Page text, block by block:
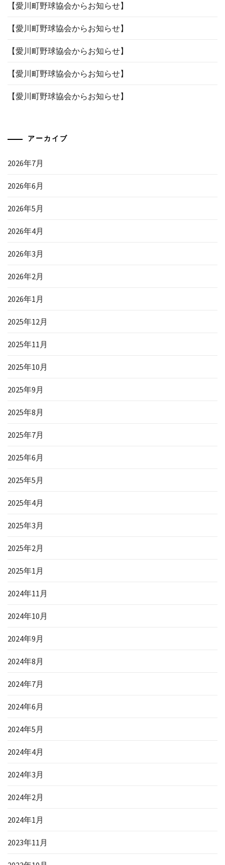
【愛川町野球協会からお知らせ】
【愛川町野球協会からお知らせ】
【愛川町野球協会からお知らせ】
【愛川町野球協会からお知らせ】
【愛川町野球協会からお知らせ】
アーカイブ
2026年7月
2026年6月
2026年5月
2026年4月
2026年3月
2026年2月
2026年1月
2025年12月
2025年11月
2025年10月
2025年9月
2025年8月
2025年7月
2025年6月
2025年5月
2025年4月
2025年3月
2025年2月
2025年1月
2024年11月
2024年10月
2024年9月
2024年8月
2024年7月
2024年6月
2024年5月
2024年4月
2024年3月
2024年2月
2024年1月
2023年11月